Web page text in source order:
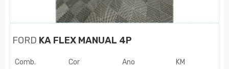
FORD KA FLEX MANUAL 4P
Comb. Cor Ano KM